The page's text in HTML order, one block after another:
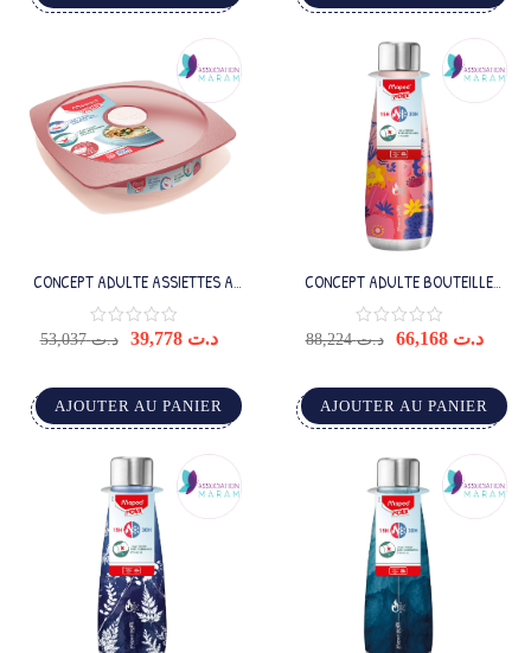
CONCEPT ADULTE ASSIETTES A
DEJEUNER ROUGE
د.ت53,037 د.ت 39,778
AJOUTER AU PANIER
CONCEPT ADULTE BOUTEILLE
ISOTHERME 500ML
د.ت88,224 د.ت 66,168
AJOUTER AU PANIER